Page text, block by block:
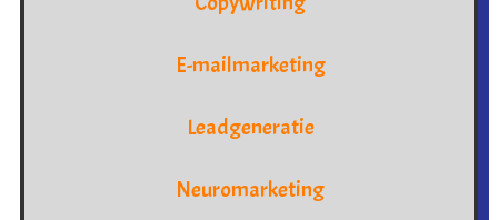
E-mailmarketing
Leadgeneratie
Neuromarketing